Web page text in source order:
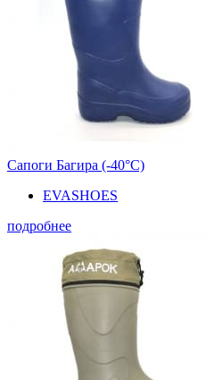
Сапоги Багира (-40°С)
EVASHOES
подробнее